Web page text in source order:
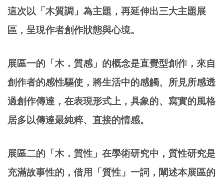
這次以「木質調」為主題，再延伸出三大主題展
區，呈現作者創作狀態與心境。
展區一的「木．質感」的概念是直覺型創作，來自
創作者的感性驅使，將生活中的感觸、所見所感透
過創作傳達，在表現形式上，具象的、寫實的風格
居多以傳達最純粹、直接的情感。
展區二的「木．質性」在學術研究中，質性研究是
充滿故事性的，借用「質性」一詞，闡述本展區的